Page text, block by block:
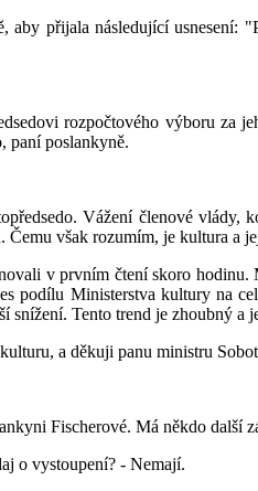
aby přijala následující
rozpočtového výboru za
paní poslankyně.
Vážení členové vlády,
Čemu však rozumím, je kultura a
v prvním čtení skoro
podílu Ministerstva kultury na
Tento trend je zhoubný
a děkuji panu ministru
Fischerové. Má někdo další
o vystoupení? - Nemají.